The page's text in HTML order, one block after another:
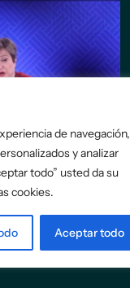
de navegación,
y analizar
todo” usted da su
cookies.
Aceptar todo
a España
fiscales a
más